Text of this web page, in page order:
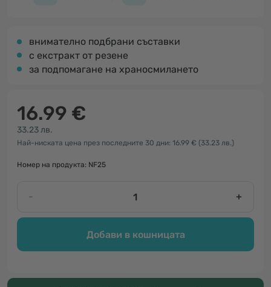
внимателно подбрани съставки
с екстракт от резене
за подпомагане на храносмилането
16.99 €
33.23 лв.
Най-ниската цена през последните 30 дни: 16.99 € (33.23 лв.)
Номер на продукта: NF25
- +
Добави в кошницата